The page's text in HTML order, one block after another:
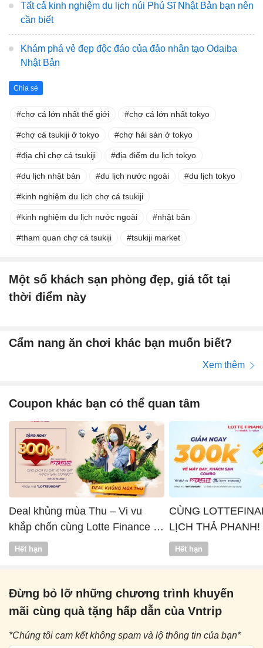
Tất cả kinh nghiệm du lịch núi Phú Sĩ Nhật Bản bạn nên
cần biết
Khám phá vẻ đẹp độc đáo của đảo nhân tạo Odaiba
Nhật Bản
Chia sẻ
chợ cá lớn nhất thế giới chợ cá lớn nhất tokyo
chợ cá tsukiji ở tokyo chợ hải sản ở tokyo
địa chỉ chợ cá tsukiji địa điểm du lịch tokyo
du lịch nhật bản du lịch nước ngoài du lịch tokyo
kinh nghiệm du lịch chợ cá tsukiji
kinh nghiệm du lịch nước ngoài nhật bản
tham quan chợ cá tsukiji tsukiji market
Một số khách sạn phòng đẹp, giá tốt tại
thời điểm này
Cẩm nang ăn chơi khác bạn muốn biết?
Xem thêm
Coupon khác bạn có thể quan tâm
Deal khủng mùa Thu – Vi vu
khắp chốn cùng Lotte Finance x
Vntrip
Hết hạn
CÙNG
LỊCH THẢ PHANH!
Hết hạn
Đừng bỏ lỡ những chương trình khuyến
mãi cùng quà tặng hấp dẫn của Vntrip
*Chúng tôi cam kết không spam và lộ thông tin của bạn*